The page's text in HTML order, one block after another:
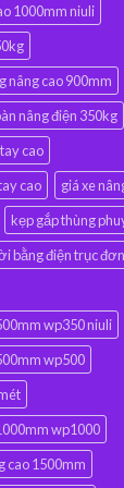
1000mm niuli
nâng cao 900mm
nâng điện 350kg
cao
cao
giá xe
kẹp gắp thùng
bằng điện trục
wp350 niuli
wp500
wp1000
cao 1500mm